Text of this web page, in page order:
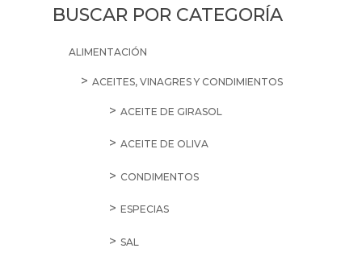
BUSCAR POR CATEGORÍA
ALIMENTACIÓN
ACEITES, VINAGRES Y CONDIMIENTOS
ACEITE DE GIRASOL
ACEITE DE OLIVA
CONDIMENTOS
ESPECIAS
SAL